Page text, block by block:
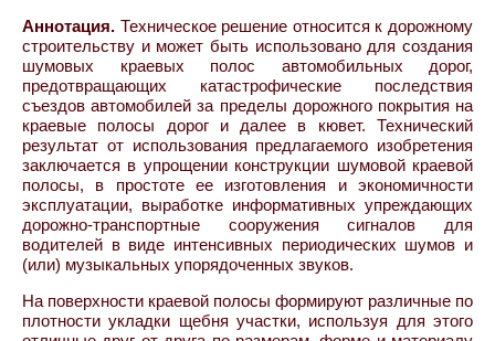
Аннотация. Техническое решение относится к дорожному
строительству и может быть использовано для создания
шумовых краевых полос автомобильных дорог,
предотвращающих катастрофические последствия
съездов автомобилей за пределы дорожного покрытия на
краевые полосы дорог и далее в кювет. Технический
результат от использования предлагаемого изобретения
заключается в упрощении конструкции шумовой краевой
полосы, в простоте ее изготовления и экономичности
эксплуатации, выработке информативных упреждающих
дорожно-транспортные сооружения сигналов для
водителей в виде интенсивных периодических шумов и
(или) музыкальных упорядоченных звуков.
На поверхности краевой полосы формируют различные по
плотности укладки щебня участки, используя для этого